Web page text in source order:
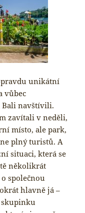
unikátní
vůbec
Bali navštívili.
zavítali v neděli,
místo, ale park,
plný turistů. A
situaci, která se
několikrát
společnou
hlavně já –